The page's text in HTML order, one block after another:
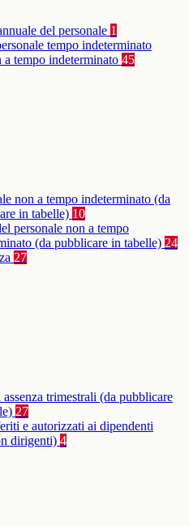
del personale 1
tempo indeterminato
a tempo indeterminato 45
non a tempo indeterminato (da
in tabelle) 10
personale non a tempo
(da pubblicare in tabelle) 24
27
assenza trimestrali (da pubblicare
27
e autorizzati ai dipendenti
dirigenti) 4